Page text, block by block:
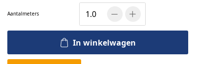
Aantalmeters
In winkelwagen